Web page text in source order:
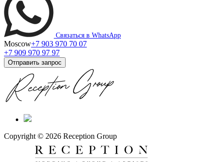
Связаться в WhatsApp
Moscow+7 903 970 70 07
+7 909 970 97 97
Отправить запрос
Copyright © 2026 Reception Group